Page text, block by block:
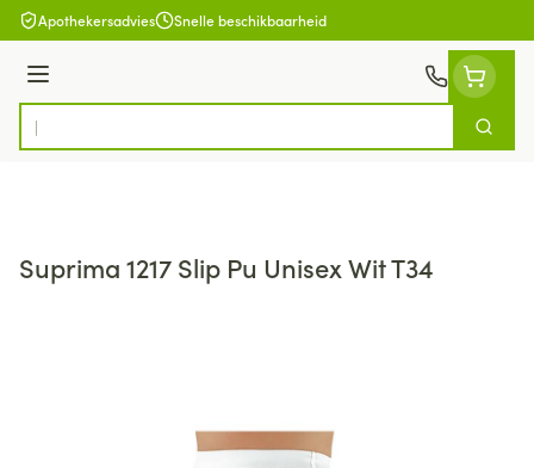
Ga naar de inhoud
Apothekersadvies Snelle beschikbaarheid
Menu
Product, merk, categorie...
Zoek
Suprima 1217 Slip Pu Unisex Wit T34